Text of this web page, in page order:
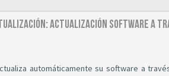
Actualización software a
automáticamente su software a